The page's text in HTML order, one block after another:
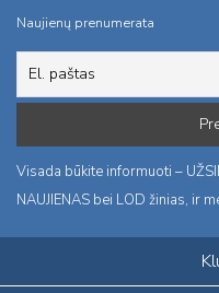
Naujienų prenumerata
Visada būkite informuoti –
NAUJIENAS bei LOD žinias, ir